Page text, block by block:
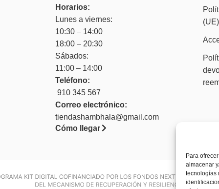
Para
almacenar
tecnologías
Horarios:
Lunes a viernes:
10:30 – 14:00
18:00 – 20:30
Sábados:
11:00 – 14:00
Teléfono:
910 345 567
Correo electrónico:
tiendashambhala@gmail.com
Cómo llegar
(UE)